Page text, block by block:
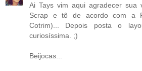
Ai Tays vim aqui agradecer sua
Scrap e tô de acordo com a
Cotrim)... Depois posta o
curiosíssima. ;)
Beijocas...